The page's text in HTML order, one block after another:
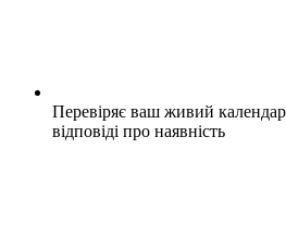
Перевіряє ваш живий
відповіді про наявність